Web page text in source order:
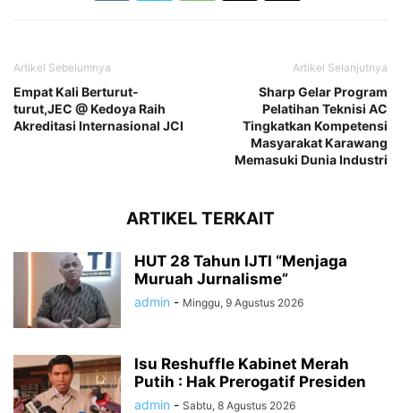
Artikel Sebelumnya
Empat Kali Berturut-
turut,JEC @ Kedoya Raih
Akreditasi Internasional JCI
Artikel Selanjutnya
Sharp Gelar Program
Pelatihan Teknisi AC
Tingkatkan Kompetensi
Masyarakat Karawang
Memasuki Dunia Industri
ARTIKEL TERKAIT
HUT 28 Tahun IJTI “Menjaga
Muruah Jurnalisme”
admin - Minggu, 9 Agustus 2026
Isu Reshuffle Kabinet Merah
Putih : Hak Prerogatif Presiden
admin - Sabtu, 8 Agustus 2026